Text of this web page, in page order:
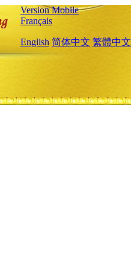
Version Mobile
Français
English 简体中文 繁體中文